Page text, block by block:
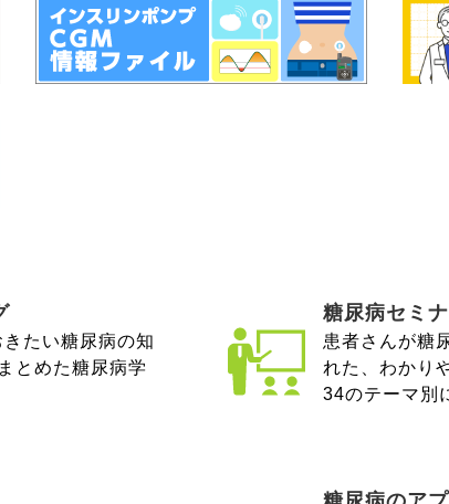
特集・連載
たい糖尿病の知
とめた糖尿病学
糖尿病セミ
患者さんが糖
れた、わかり
34のテーマ別